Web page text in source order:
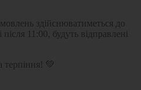
здійснюватиметься до
11:00, будуть відправлені
терпіння! 💚